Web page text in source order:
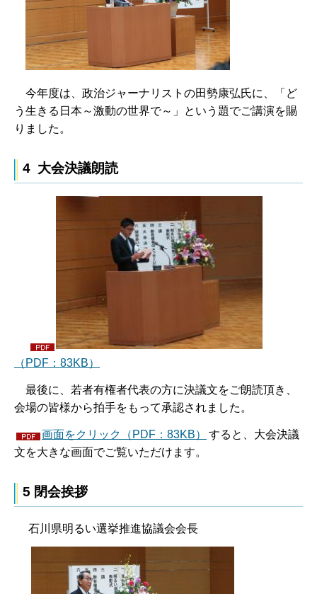
今年度は、政治ジャーナリストの田勢康弘氏に、「ど
う生きる日本～激動の世界で～」という題でご講演を賜
りました。
4 大会決議朗読
（PDF：83KB）
最後に、若者有権者代表の方に決議文をご朗読頂き、
会場の皆様から拍手をもって承認されました。
画面をクリック（PDF：83KB）
すると、大会決議
文を大きな画面でご覧いただけます。
5 閉会挨拶
石川県明るい選挙推進協議会会長